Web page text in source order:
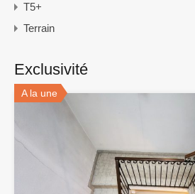
T5+
Terrain
Exclusivité
A la une